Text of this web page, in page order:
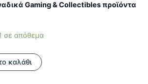
Gaming & Collectibles προϊόντα
σε απόθεμα
καλάθι